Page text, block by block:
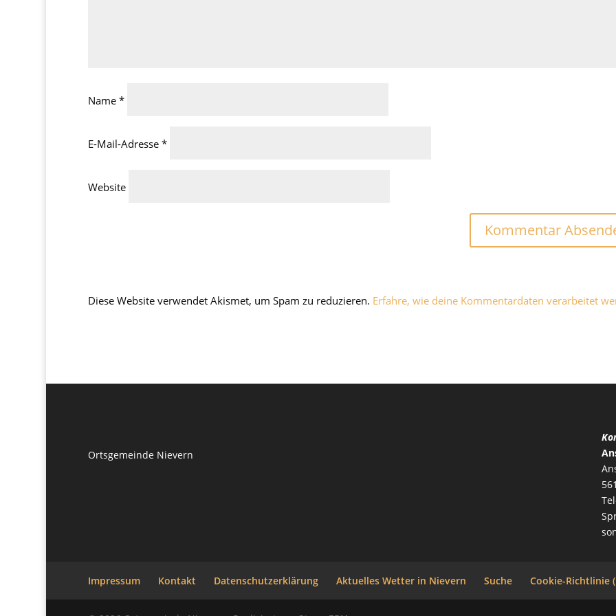
Name *
E-Mail-Adresse *
Website
Diese Website verwendet Akismet, um Spam zu reduzieren. Erfahre, wie deine Kommentardaten verarbeitet
Ortsgemeinde Nievern
Impressum Kontakt Datenschutzerklärung Aktuelles Wetter in Nievern Suche Cookie-Richtlinie